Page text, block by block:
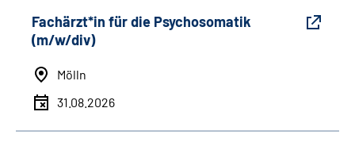
Fachärzt*in für die Psychosomatik
(m/w/div)
Mölln
31.08.2026